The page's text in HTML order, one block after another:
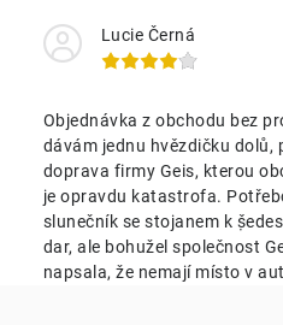
a
c
p
r
v
k
Lucie Černá
Objednávka z obchodu bez
dávám jednu hvězdičku dolů,
doprava firmy Geis, kterou
je opravdu katastrofa.
slunečník se stojanem k
dar, ale bohužel společnost
napsala, že nemají místo v